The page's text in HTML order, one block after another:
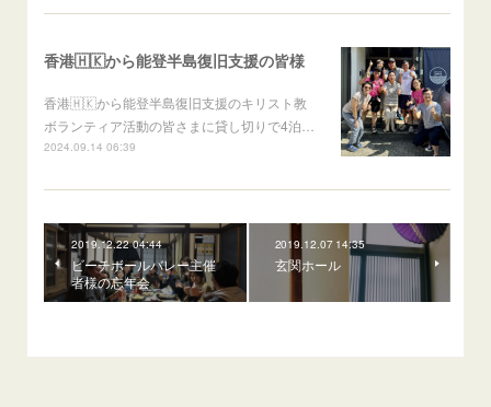
香港🇭🇰から能登半島復旧支援の皆様
香港🇭🇰から能登半島復旧支援のキリスト教
ボランティア活動の皆さまに貸し切りで4泊…
2024.09.14 06:39
2019.12.22 04:44
ビーチボールバレー主催
者様の忘年会
2019.12.07 14:35
玄関ホール